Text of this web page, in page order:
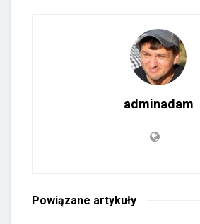
adminadam
Powiązane artykuły